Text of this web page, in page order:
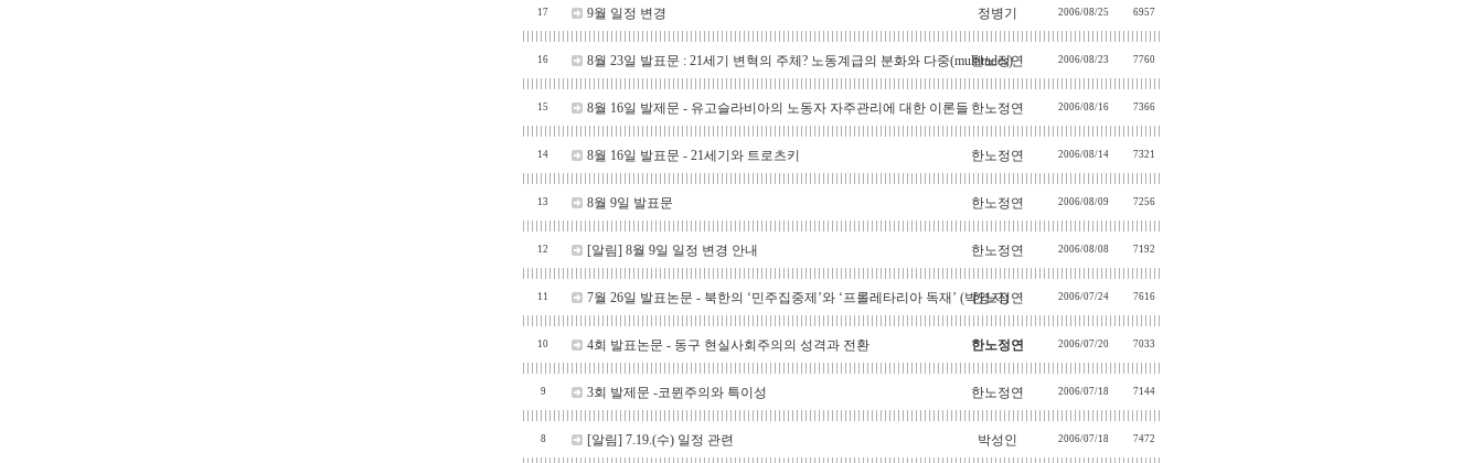
17 9월 일정 변경 정병기 2006/08/25 6957
16 8월 23일 발표문 : 21세기 변혁의 주체? 노동계급의 분화와 다중(multitudes)
한노정연 2006/08/23 7760
15 8월 16일 발제문 - 유고슬라비아의 노동자 자주관리에 대한 이론들 한노정연 2006/08/16 7366
14 8월 16일 발표문 - 21세기와 트로츠키 한노정연 2006/08/14 7321
13 8월 9일 발표문 한노정연 2006/08/09 7256
12 [알림] 8월 9일 일정 변경 안내 한노정연 2006/08/08 7192
11 7월 26일 발표논문 - 북한의 ‘민주집중제’와 ‘프롤레타리아 독재’ (박영자)
한노정연 2006/07/24 7616
10 4회 발표논문 - 동구 현실사회주의의 성격과 전환 한노정연 2006/07/20 7033
9 3회 발제문 -코뮌주의와 특이성 한노정연 2006/07/18 7144
8 [알림] 7.19.(수) 일정 관련 박성인 2006/07/18 7472